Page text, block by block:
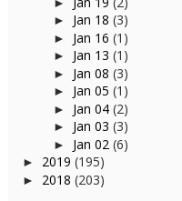
► Jan 18 (3)
► Jan 16 (1)
► Jan 13 (1)
► Jan 08 (3)
► Jan 05 (1)
► Jan 04 (2)
► Jan 03 (3)
► Jan 02 (6)
► 2019 (195)
► 2018 (203)